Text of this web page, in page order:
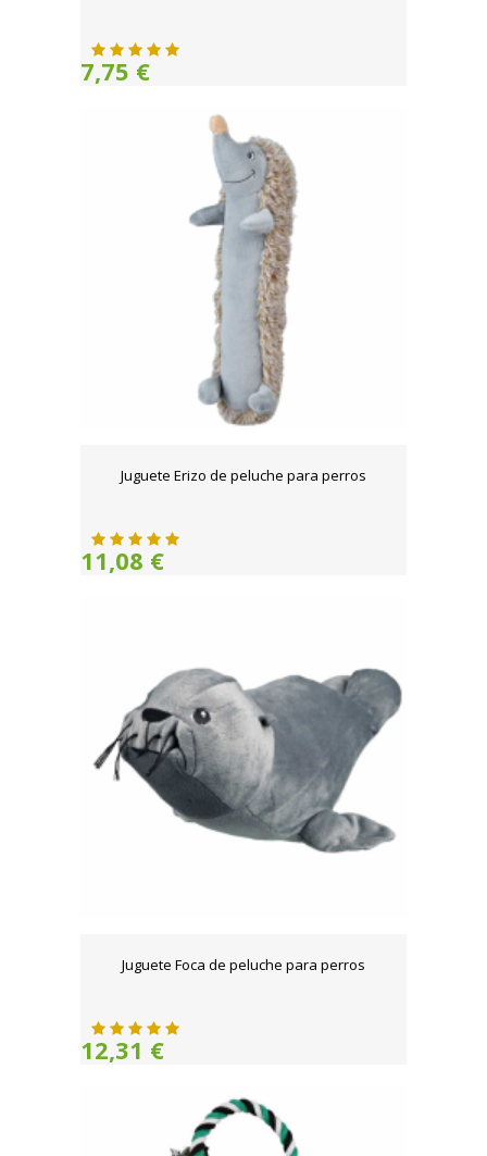
7,75 €
Juguete Erizo de peluche para perros
11,08 €
Juguete Foca de peluche para perros
12,31 €